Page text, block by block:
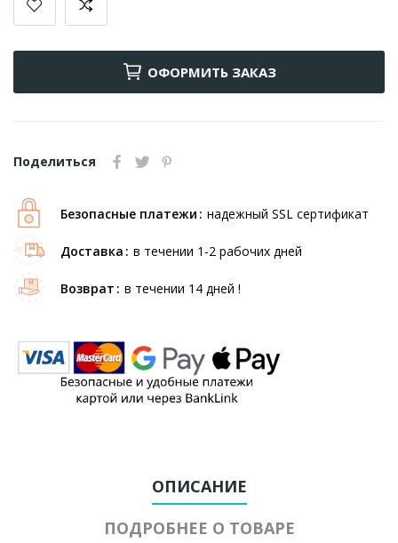
ОФОРМИТЬ ЗАКАЗ
Поделиться
Безопасные платежи надежный SSL сертификат
Доставка в течении 1-2 рабочих дней
Возврат в течении 14 дней !
ОПИСАНИЕ
ПОДРОБНЕЕ О ТОВАРЕ